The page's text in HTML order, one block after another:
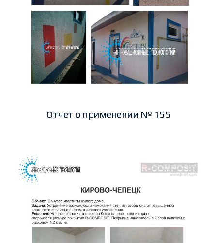
Отчет о применении № 155